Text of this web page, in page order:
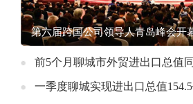
第六届跨国公司领导人青岛峰会开
前5个月聊城市外贸进出口总值
一季度聊城实现进出口总值